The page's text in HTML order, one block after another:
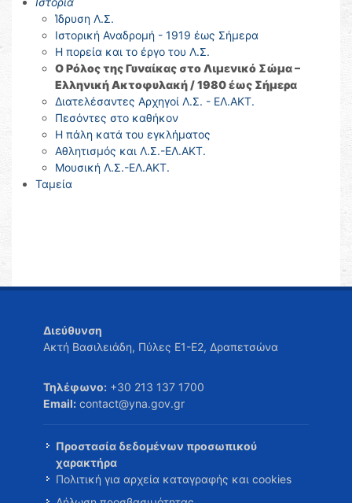
Ίδρυση Λ.Σ.
Ιστορική Αναδρομή - 1919 έως Σήμερα
Η πορεία και το έργο του Λ.Σ.
Ο Ρόλος της Γυναίκας στο Λιμενικό Σώμα –
Ελληνική Ακτοφυλακή / 1980 έως Σήμερα
Διατελέσαντες Αρχηγοί Λ.Σ. - ΕΛ.ΑΚΤ.
Πεσόντες στο καθήκον
Η πάλη κατά του εγκλήματος
Αθλητισμός και Λ.Σ.-ΕΛ.ΑΚΤ.
Μουσική Λ.Σ.-ΕΛ.ΑΚΤ.
Ταμεία
Διεύθυνση
Ακτή Βασιλειάδη, Πύλες Ε1-Ε2, Δραπετσώνα
Τηλέφωνο: +30 213 137 1700
Email: contact@yna.gov.gr
Προστασία δεδομένων προσωπικού
χαρακτήρα
Πολιτική για αρχεία καταγραφής και cookies